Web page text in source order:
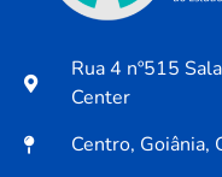
Rua 4 nº515
Center
Centro, Goiânia,